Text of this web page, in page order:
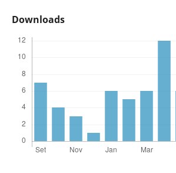
Downloads